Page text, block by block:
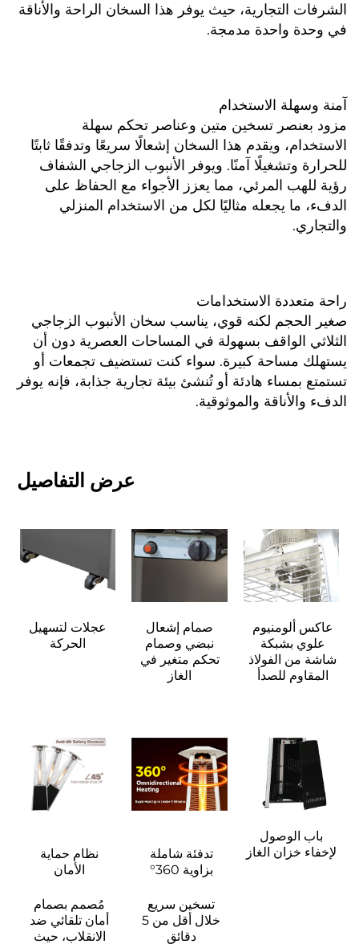
الشرفات التجارية، حيث يوفر هذا السخان الراحة والأناقة
في وحدة واحدة مدمجة.
آمنة وسهلة الاستخدام
مزود بعنصر تسخين متين وعناصر تحكم سهلة
الاستخدام، ويقدم هذا السخان إشعالًا سريعًا وتدفقًا ثابتًا
للحرارة وتشغيلًا آمنًا. ويوفر الأنبوب الزجاجي الشفاف
رؤية للهب المرئي، مما يعزز الأجواء مع الحفاظ على
الدفء، ما يجعله مثاليًا لكل من الاستخدام المنزلي
والتجاري.
راحة متعددة الاستخدامات
صغير الحجم لكنه قوي، يناسب سخان الأنبوب الزجاجي
الثلاثي الواقف بسهولة في المساحات العصرية دون أن
يستهلك مساحة كبيرة. سواء كنت تستضيف تجمعات أو
تستمتع بمساء هادئة أو تُنشئ بيئة تجارية جذابة، فإنه يوفر
الدفء والأناقة والموثوقية.
عرض التفاصيل
عاكس ألومنيوم
علوي بشبكة
شاشة من الفولاذ
المقاوم للصدأ
صمام إشعال
نبضي وصمام
تحكم متغير في
الغاز
عجلات لتسهيل
الحركة
باب الوصول
لإخفاء خزان الغاز
تدفئة شاملة
بزاوية 360°
تسخين سريع
دقائق
نظام حماية
الأمان
مُصمم بصمام
أمان تلقائي ضد
الانقلاب، حيث